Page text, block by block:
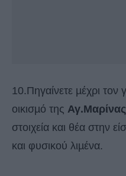
10.Πηγαίνετε µέχρι
οικισµό της Αγ.Μαρίνας
στοιχεία και θέα στην
και φυσικού λιµένα.